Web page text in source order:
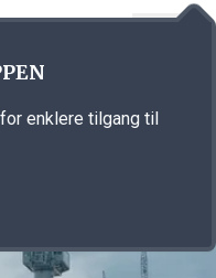
enklere tilgang til